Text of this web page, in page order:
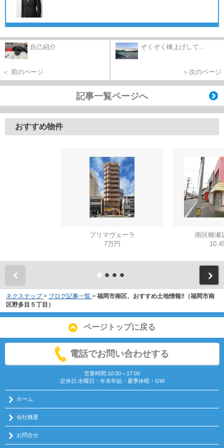
自己紹介
＜ 前のページ
ぞくぞく棟上げして...
＞次のページ
記事一覧ページへ
おすすめ物件
プリマヴェーラ
7万円
南区柳瀬
ネクステップ > ブログ記事一覧 > 福岡市南区、おすすめ土地情報‼（福岡市南
区野多目５丁目）
ページトップに戻る
電話でお問い合わせする
営業時間:10:00～17:00
定休日:水曜日・年末年始・夏季休暇・GW
ホーム
会社概要
お問合せ